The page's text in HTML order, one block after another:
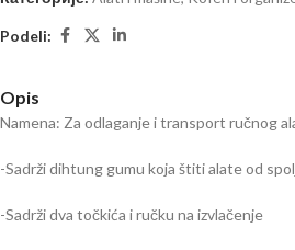
Podeli:
Opis
Namena: Za odlaganje i transport ručnog
-Sadrži dihtung gumu koja štiti alate od
-Sadrži dva točkića i ručku na izvlačenje